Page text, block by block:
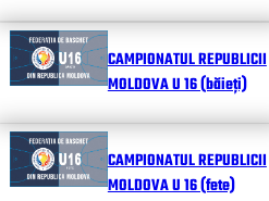
CAMPIONATUL REPUBLICII
MOLDOVA U 16 (băieți)
CAMPIONATUL REPUBLICII
MOLDOVA U 16 (fete)